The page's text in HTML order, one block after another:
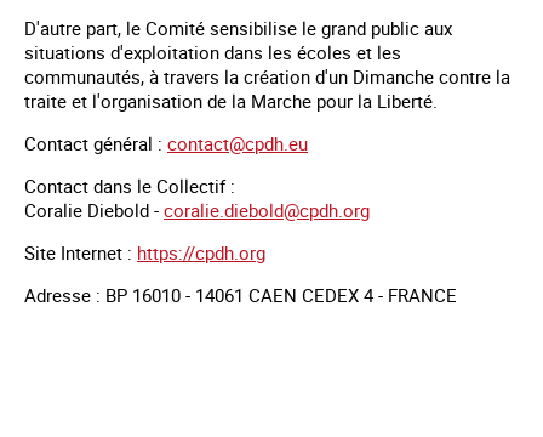
D'autre part, le Comité sensibilise le grand public aux
situations d'exploitation dans les écoles et les
communautés, à travers la création d'un Dimanche contre la
traite et l'organisation de la Marche pour la Liberté.
Contact général : contact@cpdh.eu
Contact dans le Collectif :
Coralie Diebold - coralie.diebold@cpdh.org
Site Internet : https://cpdh.org
Adresse : BP 16010 - 14061 CAEN CEDEX 4 - FRANCE